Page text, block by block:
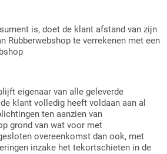
is, doet de klant afstand van zijn
Rubberwebshop te verrekenen met een
eigenaar van alle geleverde
klant volledig heeft voldaan aan al
ten aanzien van
grond van wat voor met
overeenkomst dan ook, met
inzake het tekortschieten in de